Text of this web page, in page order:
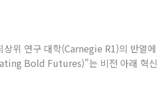
상위 연구 대학(Carnegie R1)의 반열에
Bold Futures)”는 비전 아래 혁신